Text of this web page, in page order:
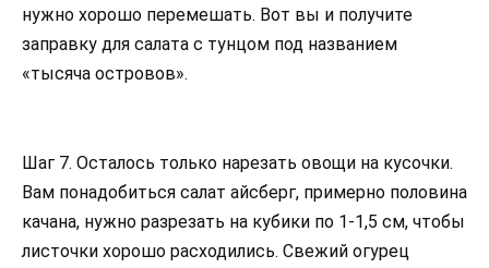
нужно хорошо перемешать. Вот вы и получите
заправку для салата с тунцом под названием
«тысяча островов».
Шаг 7. Осталось только нарезать овощи на кусочки.
Вам понадобиться салат айсберг, примерно половина
качана, нужно разрезать на кубики по 1-1,5 см, чтобы
листочки хорошо расходились. Свежий огурец